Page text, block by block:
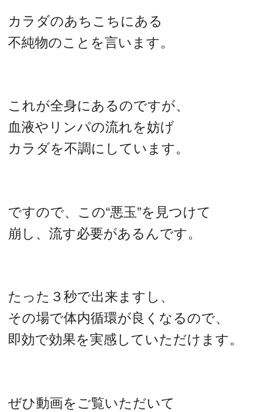
カラダのあちこちにある
不純物のことを言います。
これが全身にあるのですが、
血液やリンパの流れを妨げ
カラダを不調にしています。
ですので、この“悪玉”を見つけて
崩し、流す必要があるんです。
たった３秒で出来ますし、
その場で体内循環が良くなるので、
即効で効果を実感していただけます。
ぜひ動画をご覧いただいて